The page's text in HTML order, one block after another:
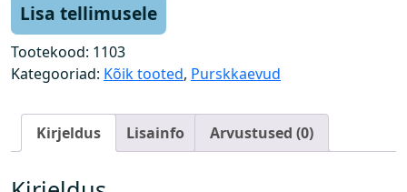
k
k
a
h
i
Lisa tellimusele
Tootekood: 1103
Kategooriad: Kõik tooted, Purskkaevud
Kirjeldus Lisainfo Arvustused (0)